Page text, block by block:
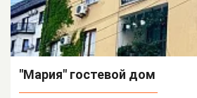
"Мария" гостевой дом